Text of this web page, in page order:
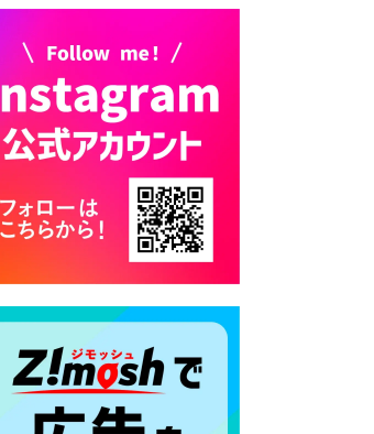
業」
2026年7月21日 卜仙の郷 お
盆期間の営業時間のお知らせ
2026年7月17日 バス経路検索
2026年7月10日 畑冷泉館の営
業について
2026年7月10日 台湾伝統音楽
団体 「北埔八音団・楽善軒」
公演開催のお知らせ
2026年7月9日 クラウドファ
ンディング型ふるさと納税の
実施について